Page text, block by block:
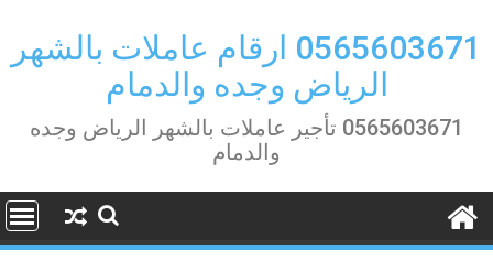
content
0565603671 ارقام عاملات بالشهر
الرياض وجده والدمام
0565603671 تأجير عاملات بالشهر الرياض وجده
والدمام